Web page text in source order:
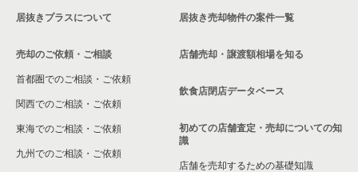
居抜きプラスについて
売却のご依頼・ご相談
首都圏でのご相談・ご依頼
関西でのご相談・ご依頼
東海でのご相談・ご依頼
九州でのご相談・ご依頼
居抜き売却物件の案件一覧
店舗売却・譲渡額相場を知る
飲食店閉店データベース
初めての店舗査定・売却についての知
識
店舗を売却するための基礎知識